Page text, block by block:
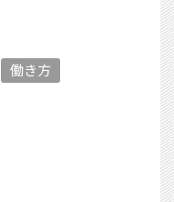
働き方